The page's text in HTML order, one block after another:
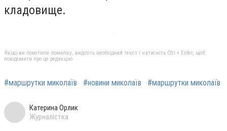
кладовище.
Якщо ви помітили помилку, виділіть необхідний текст і натисніть Ctrl + Enter, щоб
повідомити про це редакцію
#маршрутки миколаїв #новини миколаїв #маршрутки миколаїв
Катерина Орлик
Журналістка